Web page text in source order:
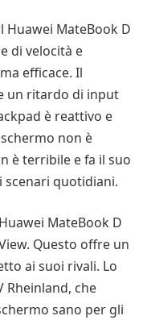
MateBook D
di velocità e
efficace. Il
un ritardo di input
è reattivo e
non è
è terribile e fa il suo
scenari quotidiani.
MateBook D
Questo offre un
ai suoi rivali. Lo
Rheinland, che
sano per gli